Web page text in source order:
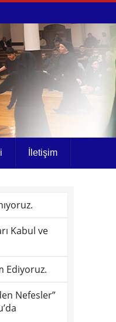
İletişim
Kabul ve
Ediyoruz.
Nefesler”